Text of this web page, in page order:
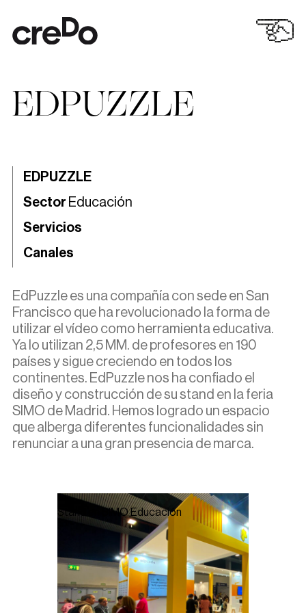
EDPUZZLE
EDPUZZLE
Sector Educación
Servicios
Canales
EdPuzzle es una compañía con sede en San
Francisco que ha revolucionado la forma de
utilizar el vídeo como herramienta educativa.
Ya lo utilizan 2,5 MM. de profesores en 190
países y sigue creciendo en todos los
continentes. EdPuzzle nos ha confiado el
diseño y construcción de su stand en la feria
SIMO de Madrid. Hemos logrado un espacio
que alberga diferentes funcionalidades sin
renunciar a una gran presencia de marca.
Stand en SIMO Educación